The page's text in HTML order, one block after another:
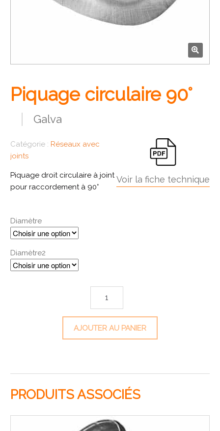
🔍
Piquage circulaire 90°
Galva
Voir la fiche technique
Catégorie : Réseaux avec
joints
Piquage droit circulaire à joint
pour raccordement à 90°
Diamètre
Diamètre2
AJOUTER AU PANIER
PRODUITS ASSOCIÉS